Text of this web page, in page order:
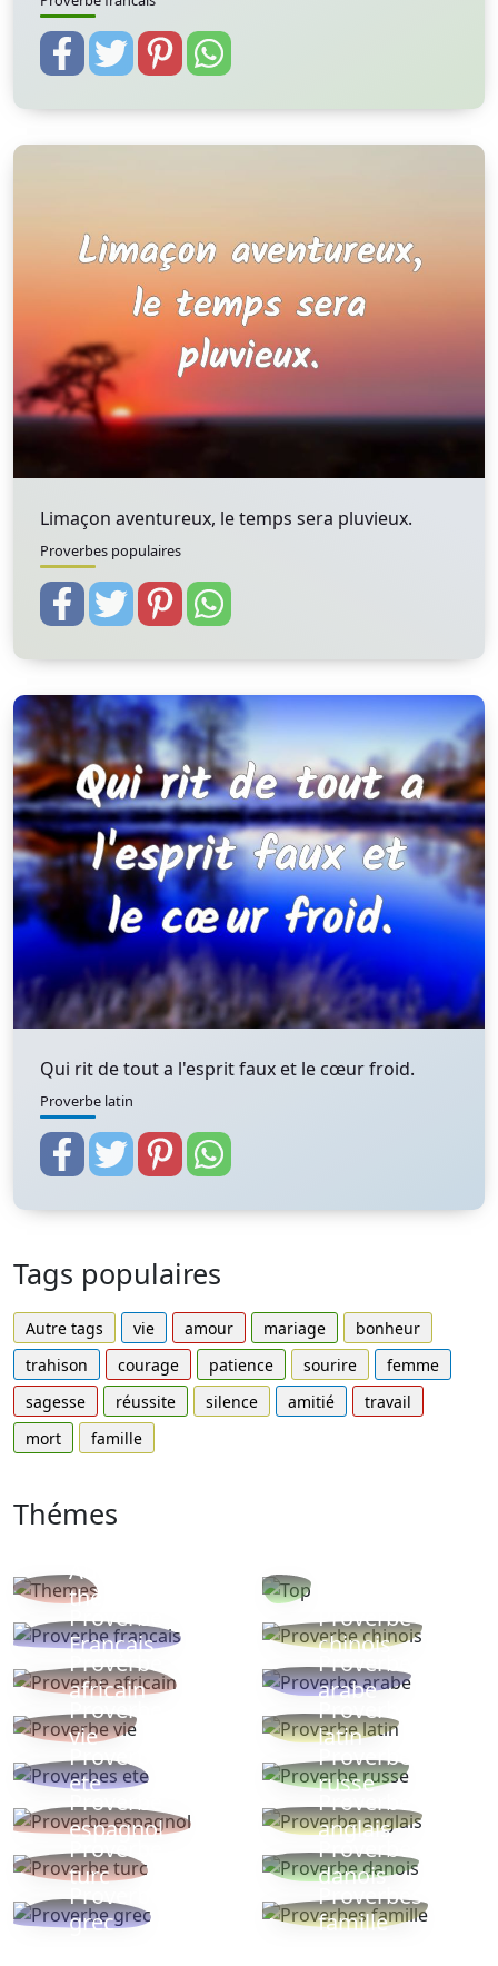
Limaçon aventureux, le temps sera pluvieux.
Proverbes populaires
Qui rit de tout a l'esprit faux et le cœur froid.
Proverbe latin
Tags populaires
Autre tags vie amour mariage
bonheur
trahison
courage patience sourire
femme
sagesse
réussite silence amitié
travail
mort
famille
Thémes
Autres
thèmes
Proverbe
Français
Proverbe
chinois
Proverbe
africain
Proverbe
arabe
Proverbe
vie
Proverbe
latin
Proverbes
ete
Proverbe
russe
Proverbe
espagnol
Proverbe
anglais
Proverbe
turc
Proverbe
danois
Proverbe
grec
Proverbes
famille